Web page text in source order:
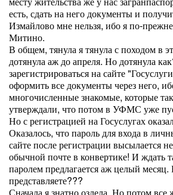
есть, сдать на него документы и
Измайлово мне нельзя, ибо я по-
Митино.
В общем, тянула я тянула с походом в
дотянула аж до апреля. Но дотянула
зарегистрироваться на сайте
оформить все документы через него,
многочисленные знакомые, которые
утверждали, что потом в УФМС уже
Но с регистрацией на Госуслугах
Оказалось, что пароль для входа в
сайте после регистрации высылается
обычной почте в конвертике! И ждать
паролем предлагается аж целый месяц.
представляете???